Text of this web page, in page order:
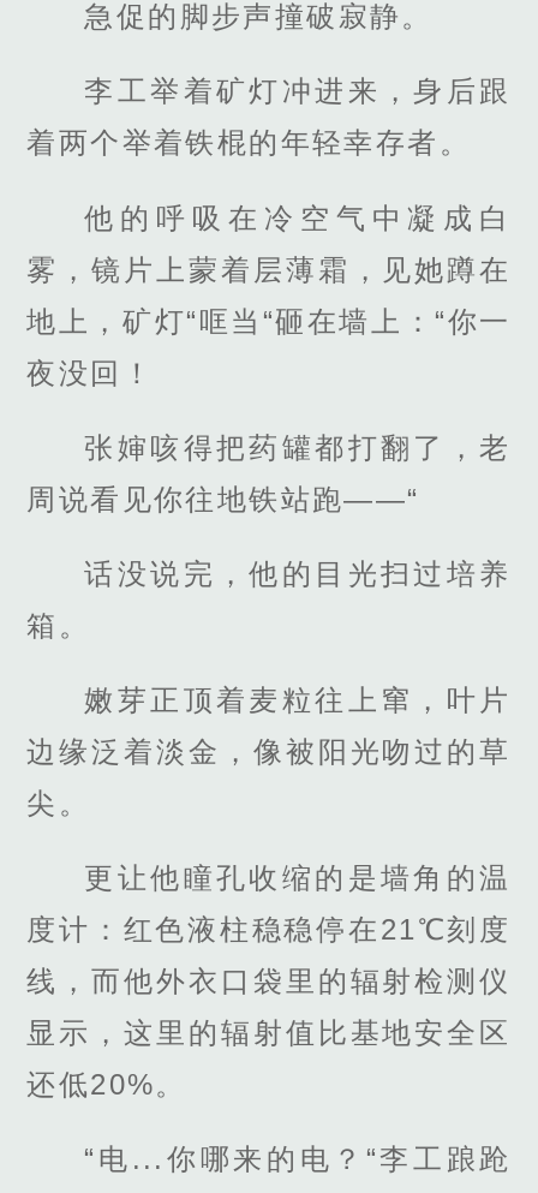
急促的脚步声撞破寂静。
李工举着矿灯冲进来，身后跟
着两个举着铁棍的年轻幸存者。
他的呼吸在冷空气中凝成白
雾，镜片上蒙着层薄霜，见她蹲在
地上，矿灯“哐当“砸在墙上：“你一
夜没回！
张婶咳得把药罐都打翻了，老
周说看见你往地铁站跑——“
话没说完，他的目光扫过培养
箱。
嫩芽正顶着麦粒往上窜，叶片
边缘泛着淡金，像被阳光吻过的草
尖。
更让他瞳孔收缩的是墙角的温
度计：红色液柱稳稳停在21℃刻度
线，而他外衣口袋里的辐射检测仪
显示，这里的辐射值比基地安全区
还低20%。
“电...你哪来的电？“李工踉跄